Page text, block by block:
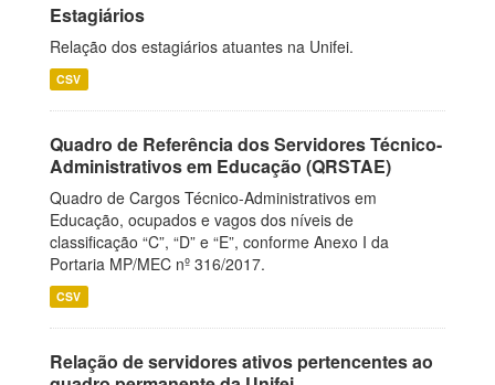
Estagiários
Relação dos estagiários atuantes na Unifei.
CSV
Quadro de Referência dos Servidores Técnico-
Administrativos em Educação (QRSTAE)
Quadro de Cargos Técnico-Administrativos em
Educação, ocupados e vagos dos níveis de
classificação “C”, “D” e “E”, conforme Anexo I da
Portaria MP/MEC nº 316/2017.
CSV
Relação de servidores ativos pertencentes ao